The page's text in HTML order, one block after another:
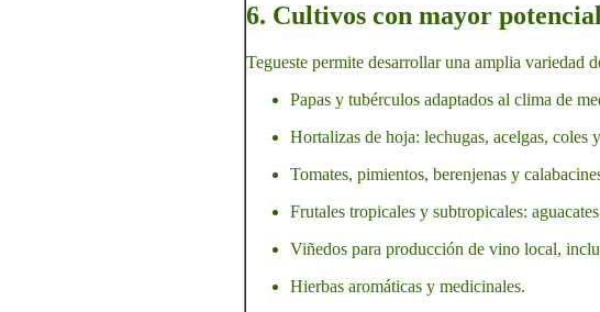
6. Cultivos con mayor potencial
Tegueste permite desarrollar una amplia variedad
Papas y tubérculos adaptados al clima de
Hortalizas de hoja: lechugas, acelgas, coles
Tomates, pimientos, berenjenas y
Frutales tropicales y subtropicales:
Viñedos para producción de vino local,
Hierbas aromáticas y medicinales.